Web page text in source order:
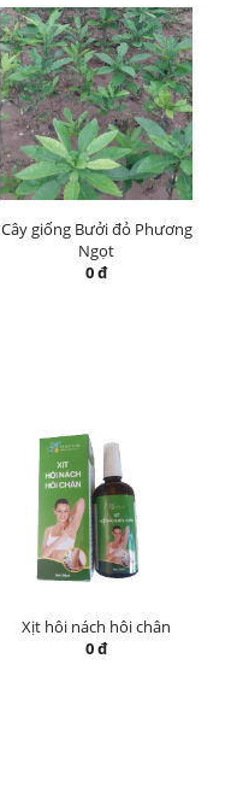
Cây giống Bưởi đỏ Phương
Ngọt
0 đ
Xịt hôi nách hôi chân
0 đ